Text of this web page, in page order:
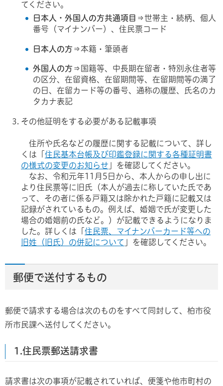
てください。
日本人・外国人の方共通項目 ⇒世帯主・続柄、個人
番号（マイナンバー）、住民票コード
日本人の方 ⇒本籍・筆頭者
外国人の方 ⇒国籍等、中長期在留者・特別永住者等
の区分、在留資格、在留期間等、在留期間等の満了
の日、在留カード等の番号、通称の履歴、氏名のカ
タカナ表記
その他証明をする必要がある記載事項
住所や氏名などの履歴に関する記載について、詳し
くは「 住民基本台帳及び印鑑登録に関する各種証明書
の様式の変更のお知らせ 」を確認してください。
なお、令和元年11月5日から、本人からの申し出に
より住民票等に旧氏（本人が過去に称していた氏であ
って、その者に係る戸籍又は除かれた戸籍に記載又は
記録がされているもの。例えば、婚姻で氏が変更した
場合の婚姻前の氏など。）が記載できるようになりま
した。詳しくは「 住民票、マイナンバーカード等への
旧姓（旧氏）の併記について
」を確認してください。
郵便で送付するもの
郵便で請求する場合は次のものをすべて同封して、柏市役
所市民課へ送付してください。
1.住民票郵送請求書
請求書は次の事項が記載されていれば、便箋や他市町村の